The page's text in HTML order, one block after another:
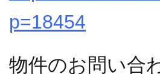
p=18454
物件のお問い合